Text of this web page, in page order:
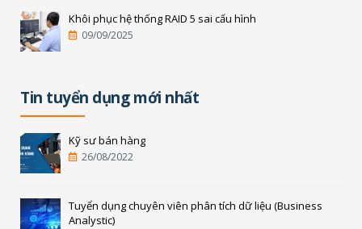
Khôi phục hệ thống RAID 5 sai cấu hình
09/09/2025
Tin tuyển dụng mới nhất
Kỹ sư bán hàng
26/08/2022
Tuyển dụng chuyên viên phân tích dữ liệu (Business
Analystic)